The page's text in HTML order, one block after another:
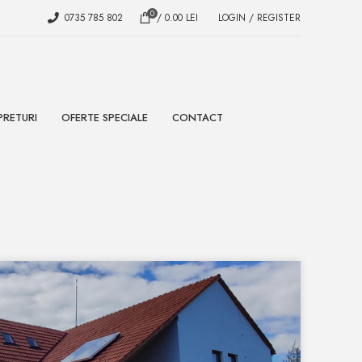
0735 785 802 0 / 0.00 LEI LOGIN / REGISTER
OFERTE SPECIALE CONTACT